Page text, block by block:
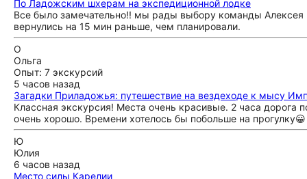
По Ладожским шхерам на экспедиционной лодке
Все было замечательно!! мы рады выбору команды
вернулись на 15 мин раньше, чем планировали.
О
Ольга
Опыт: 7 экскурсий
5 часов назад
Загадки Приладожья: путешествие на вездеходе к мысу
Классная экскурсия! Места очень красивые. 2 часа дорога
очень хорошо. Времени хотелось бы побольше на прогулку😀
Ю
Юлия
6 часов назад
Место силы Карелии